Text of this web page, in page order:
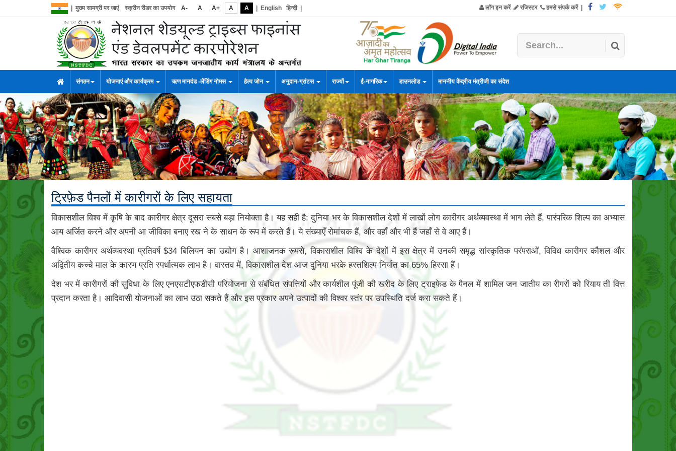
मुख्य सामग्री पर जाएं स्क्रीन रीडर का उपयोग A- A A+ A A English हिन्दी| लॉग इन करें रजिस्टर हमसे संपर्क करें|
संगठन योजनाएं और कार्यक्रम ऋण मानदंड -लेंडिंग नोमस हेल्प जोन अनुदान-ग्रांटस राज्यों ई-नागरिक डाउनलोड माननीय केंद्रीय मंत्रीजी का संदेश
ट्रिफ़ेड पैनलों में कारीगरों के लिए सहायता
विकासशील विश्व में कृषि के बाद कारीगर क्षेत्र दूसरा सबसे बड़ा नियोक्ता है। यह सही है: दुनिया भर के विकासशील देशों में लाखों लोग कारीगर अर्थव्यवस्था में भाग लेते हैं, पारंपरिक शिल्प का अभ्यास
आय अर्जित करने और अपनी आ जीविका बनाए रख ने के साधन के रूप में करते हैं। ये संख्याएँ रोमांचक हैं, और वहाँ और भी हैं जहाँ से वे आए हैं।
वैश्विक कारीगर अर्थव्यवस्था प्रतिवर्ष $34 बिलियन का उद्योग है। आशाजनक रूपसे, विकासशील विश्वि के देशों में इस क्षेत्र में उनकी समृद्ध सांस्कृतिक परंपराओं, विविध कारीगर कौशल और
अद्वितीय कच्चे माल के कारण प्रति स्पर्धात्मक लाभ है। वास्तव में, विकासशील देश आज दुनिया भरके हस्तशिल्प निर्यात का 65% हिस्सा हैं।
देश भर में कारीगरों की सुविधा के लिए एनएसटीएफडीसी परियोजना से संबंधित संपत्तियों और कार्यशील पूंजी की खरीद के लिए ट्राइफेड के पैनल में शामिल जन जातीय का रीगरों को रियाय ती वित्त
प्रदान करता है। आदिवासी योजनाओं का लाभ उठा सकते हैं और इस प्रकार अपने उत्पादों की विश्वर स्तंर पर उपस्थिति दर्ज करा सकते हैं।